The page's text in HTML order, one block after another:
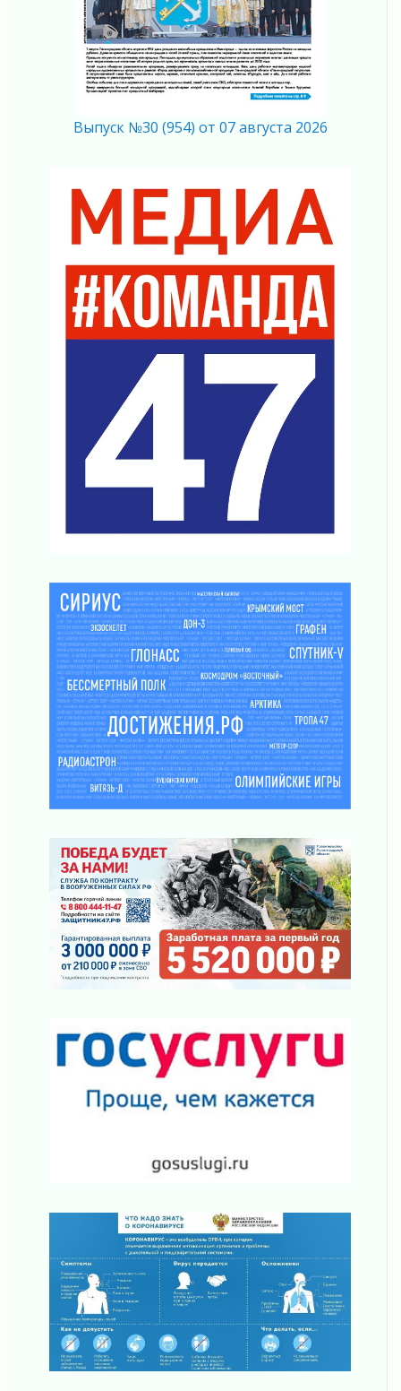
04 августа 2026
Без риска для здоровья и кошелька
04 августа 2026
Важная информация
Что делать со сбережениями
03 августа 2026
Ленобласть повышает производительность
труда в ЖКХ
03 августа 2026
Поддержка волонтерских объединений
03 августа 2026
Ладожский мост полностью закроют на два
часа
Музеи Ленобласти обновляют пространства
Новая площадка: 2027
03 августа 2026
Часть медиков в Ленобласти сможет
рассчитывать на доплату от региона
За сутки в Ленинградской области
Клюква наливается, но в корзинку пока не
просится
03 августа 2026
Строительные компании Ленобласти
подняли зарплаты почти на 40% за год
03 августа 2026
Шесть новых жизней в честь дня рождения
Ленинградской области
03 августа 2026
Уроки безопасности для детей и взрослых
03 августа 2026
Ленобласть отмечает День Воздушно-
02 августа 2026
«Активное лето»
02 августа 2026
Ленобласть отметила заслуги жителей перед
регионом и страной
02 августа 2026
Ладога — не пруд
Ленинградской области о неоплаченных
02 августа 2026
Пропавшего подростка нашли в Кировском
районе Ленобласти
Жителям Ленобласти напомнили, как
действовать при укусе клеща
В Ивангороде назвали новых почетных
граждан Ленинградской области
02 августа 2026
Готовность №1
02 августа 2026
Километровые столбы «Дороги жизни»
отправили на реставрацию
02 августа 2026
Выпуск №30 (954) от 07 августа 2026